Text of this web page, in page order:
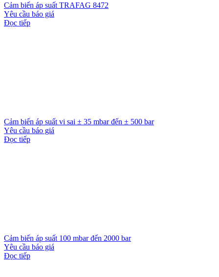
Cảm biến áp suất TRAFAG 8472
Yêu cầu báo giá
Đọc tiếp
Cảm biến áp suất vi sai ± 35 mbar đến ± 500 bar
Yêu cầu báo giá
Đọc tiếp
Cảm biến áp suất 100 mbar đến 2000 bar
Yêu cầu báo giá
Đọc tiếp